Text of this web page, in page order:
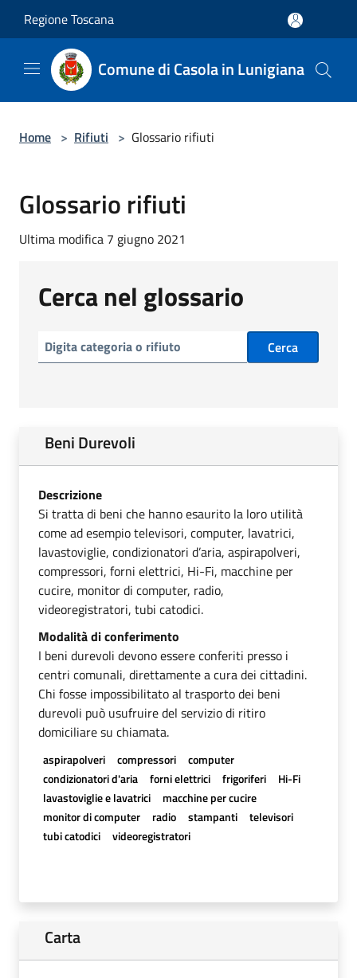
Regione Toscana
Comune di Casola in Lunigiana
Home > Rifiuti > Glossario rifiuti
Glossario rifiuti
Ultima modifica 7 giugno 2021
Cerca nel glossario
Cerca
Beni Durevoli
Descrizione
Si tratta di beni che hanno esaurito la loro utilità
come ad esempio televisori, computer, lavatrici,
lavastoviglie, condizionatori d’aria, aspirapolveri,
compressori, forni elettrici, Hi-Fi, macchine per
cucire, monitor di computer, radio,
videoregistratori, tubi catodici.
Modalità di conferimento
I beni durevoli devono essere conferiti presso i
centri comunali, direttamente a cura dei cittadini.
Chi fosse impossibilitato al trasporto dei beni
durevoli può usufruire del servizio di ritiro
domiciliare su chiamata.
aspirapolveri compressori
computer
condizionatori d'aria
forni elettrici frigoriferi
Hi-Fi
lavastoviglie e lavatrici
macchine per cucire
monitor di computer
radio stampanti
televisori
tubi catodici
videoregistratori
Carta